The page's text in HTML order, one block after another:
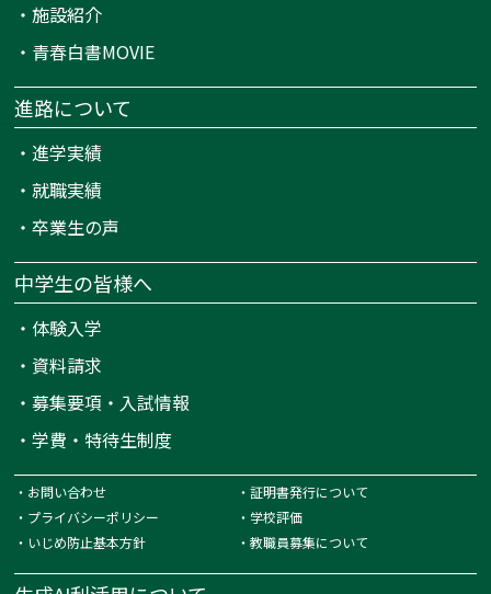
・施設紹介
・ 青春白書MOVIE
進路について
・進学実績
・就職実績
・卒業生の声
中学生の皆様へ
・ 体験入学
・ 資料請求
・募集要項・入試情報
・学費・特待生制度
・ お問い合わせ ・ 証明書発行について
・ プライバシーポリシー ・ 学校評価
・ いじめ防止基本方針 ・ 教職員募集について